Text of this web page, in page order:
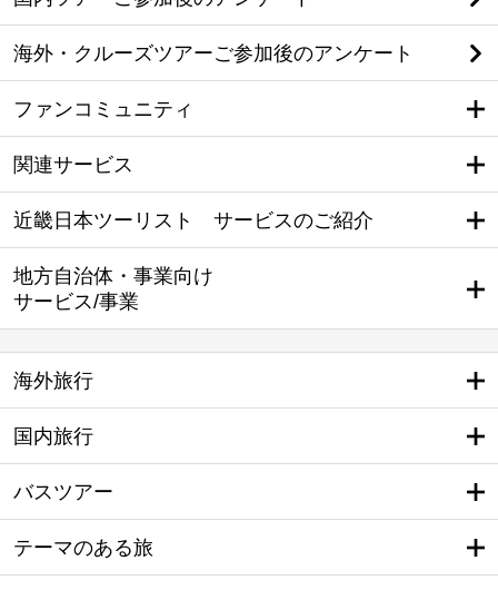
海外・クルーズツアーご参加後のアンケート
ファンコミュニティ
関連サービス
近畿日本ツーリスト サービスのご紹介
地方自治体・事業向け
サービス/事業
海外旅行
国内旅行
バスツアー
テーマのある旅